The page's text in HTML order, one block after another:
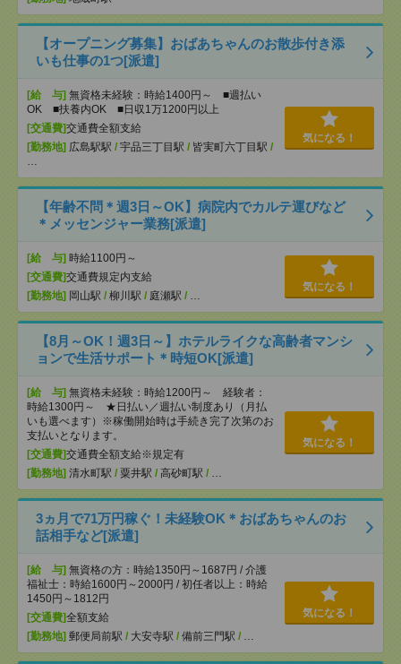
【オープニング募集】おばあちゃんのお散歩付き添
いも仕事の1つ[派遣]
[給 与] 無資格未経験：時給1400円～ ■週払い
OK ■扶養内OK ■日収1万1200円以上
[交通費]交通費全額支給
[勤務地] 広島駅駅 / 宇品三丁目駅 / 皆実町六丁目駅 /
…
気になる！
【年齢不問＊週3日～OK】病院内でカルテ運びなど
＊メッセンジャー業務[派遣]
[給 与] 時給1100円～
[交通費]交通費規定内支給
[勤務地] 岡山駅 / 柳川駅 / 庭瀬駅 / …
気になる！
【8月～OK！週3日～】ホテルライクな高齢者マンシ
ョンで生活サポート＊時短OK[派遣]
[給 与] 無資格未経験：時給1200円～ 経験者：
時給1300円～ ★日払い／週払い制度あり（月払
いも選べます）※稼働開始時は手続き完了次第のお
支払いとなります。
[交通費]交通費全額支給※規定有
[勤務地] 清水町駅 / 粟井駅 / 高砂町駅 / …
気になる！
3ヵ月で71万円稼ぐ！未経験OK＊おばあちゃんのお
話相手など[派遣]
[給 与] 無資格の方：時給1350円～1687円 / 介護
福祉士：時給1600円～2000円 / 初任者以上：時給
1450円～1812円
[交通費]全額支給
[勤務地] 郵便局前駅 / 大安寺駅 / 備前三門駅 / …
気になる！